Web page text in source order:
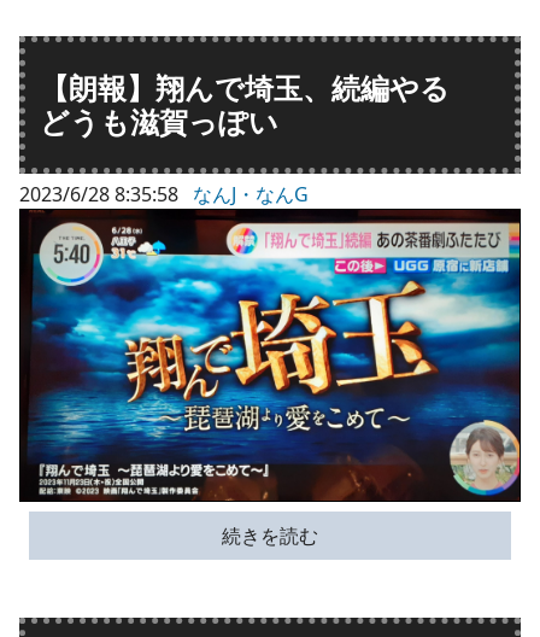
【朗報】翔んで埼玉、続編やる
どうも滋賀っぽい
2023/6/28 8:35:58 なんJ・なんG
続きを読む